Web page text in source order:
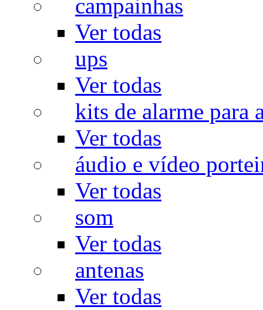
campainhas
Ver todas
ups
Ver todas
kits de alarme para
Ver todas
áudio e vídeo
Ver todas
som
Ver todas
antenas
Ver todas